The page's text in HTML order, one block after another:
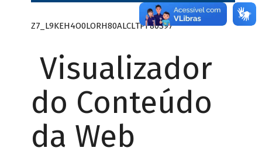
Z7_L9KEH4O0LORH80ALCLTPF80S97
Visualizador
do Conteúdo
da Web